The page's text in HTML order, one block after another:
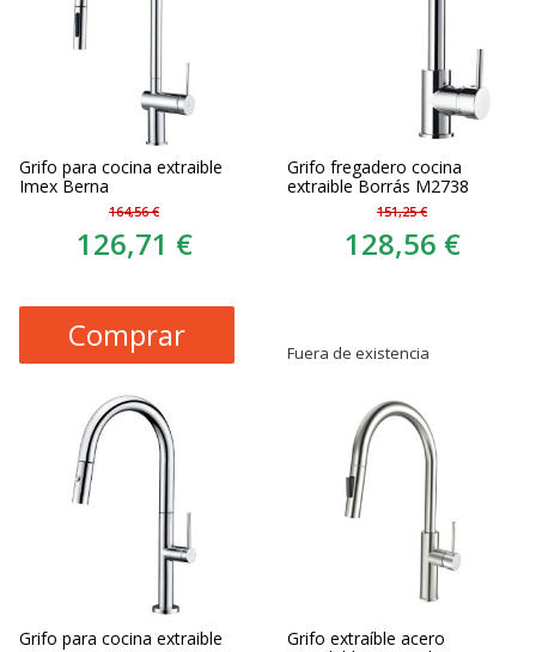
Grifo para cocina extraible
Imex Berna
164,56 €
126,71 €
Comprar
Grifo fregadero cocina
extraible Borrás M2738
151,25 €
128,56 €
Fuera de existencia
Grifo para cocina extraible
Grifo extraíble acero